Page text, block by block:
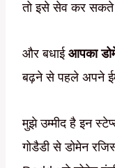
तो इसे सेव कर सकते
और बधाई आपका
बढ़ने से पहले अपने
मुझे उम्मीद है इन
गोडैडी से डोमेन